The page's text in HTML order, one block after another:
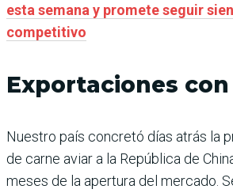
esta semana y promete seguir
competitivo
Exportaciones
Nuestro país concretó días atrás la
de carne aviar a la República de
meses de la apertura del mercado.